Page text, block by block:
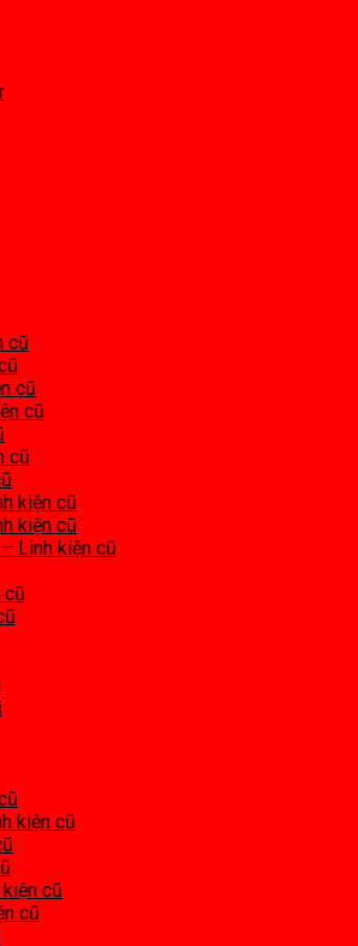
cũ
cũ
cũ
cũ
kiện cũ
kiện cũ
Linh kiện cũ
cũ
kiện cũ
cũ
cũ